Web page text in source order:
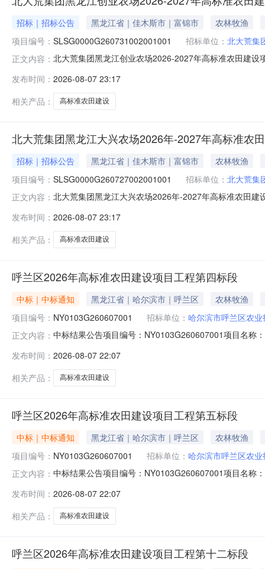
招标｜招标公告 黑龙江省｜佳木斯市｜富锦市
农林牧渔
项目编号： SLSG0000G260731002001001 招标单位： 北大荒集
正文内容： 北大荒集团黑龙江创业农场2026-2027年高标准农田建
源为国债资金及企业自有资金。项目出资比例国债资金
发布时间： 2026-08-07 23:17
相关产品：
高标准农田建设
北大荒集团黑龙江大兴农场2026年-2027年高标准农
招标｜招标公告 黑龙江省｜佳木斯市｜富锦市
农林牧渔
项目编号： SLSG0000G260727002001001 招标单位： 北大荒集
正文内容： 北大荒集团黑龙江大兴农场2026年-2027年高标准农田
金及企业自有资金。项目出资比例国债资金95%；企业
发布时间： 2026-08-07 23:17
相关产品：
高标准农田建设
呼兰区2026年高标准农田建设项目工程第四标段
中标｜中标通知 黑龙江省｜哈尔滨市｜呼兰区
农林牧渔
项目编号： NY0103G260607001 招标单位： 哈尔滨市呼兰区农
正文内容： 中标结果公告项目编号：NY0103G260607001项目名称
NYSG0103G260607001001012呼兰区2026年高标准农
发布时间： 2026-08-07 22:07
相关产品：
高标准农田建设
呼兰区2026年高标准农田建设项目工程第五标段
中标｜中标通知 黑龙江省｜哈尔滨市｜呼兰区
农林牧渔
项目编号： NY0103G260607001 招标单位： 哈尔滨市呼兰区农
正文内容： 中标结果公告项目编号：NY0103G260607001项目名称
NYSG0103G260607001001005呼兰区2026年高标准农
发布时间： 2026-08-07 22:07
相关产品：
高标准农田建设
呼兰区2026年高标准农田建设项目工程第十二标段